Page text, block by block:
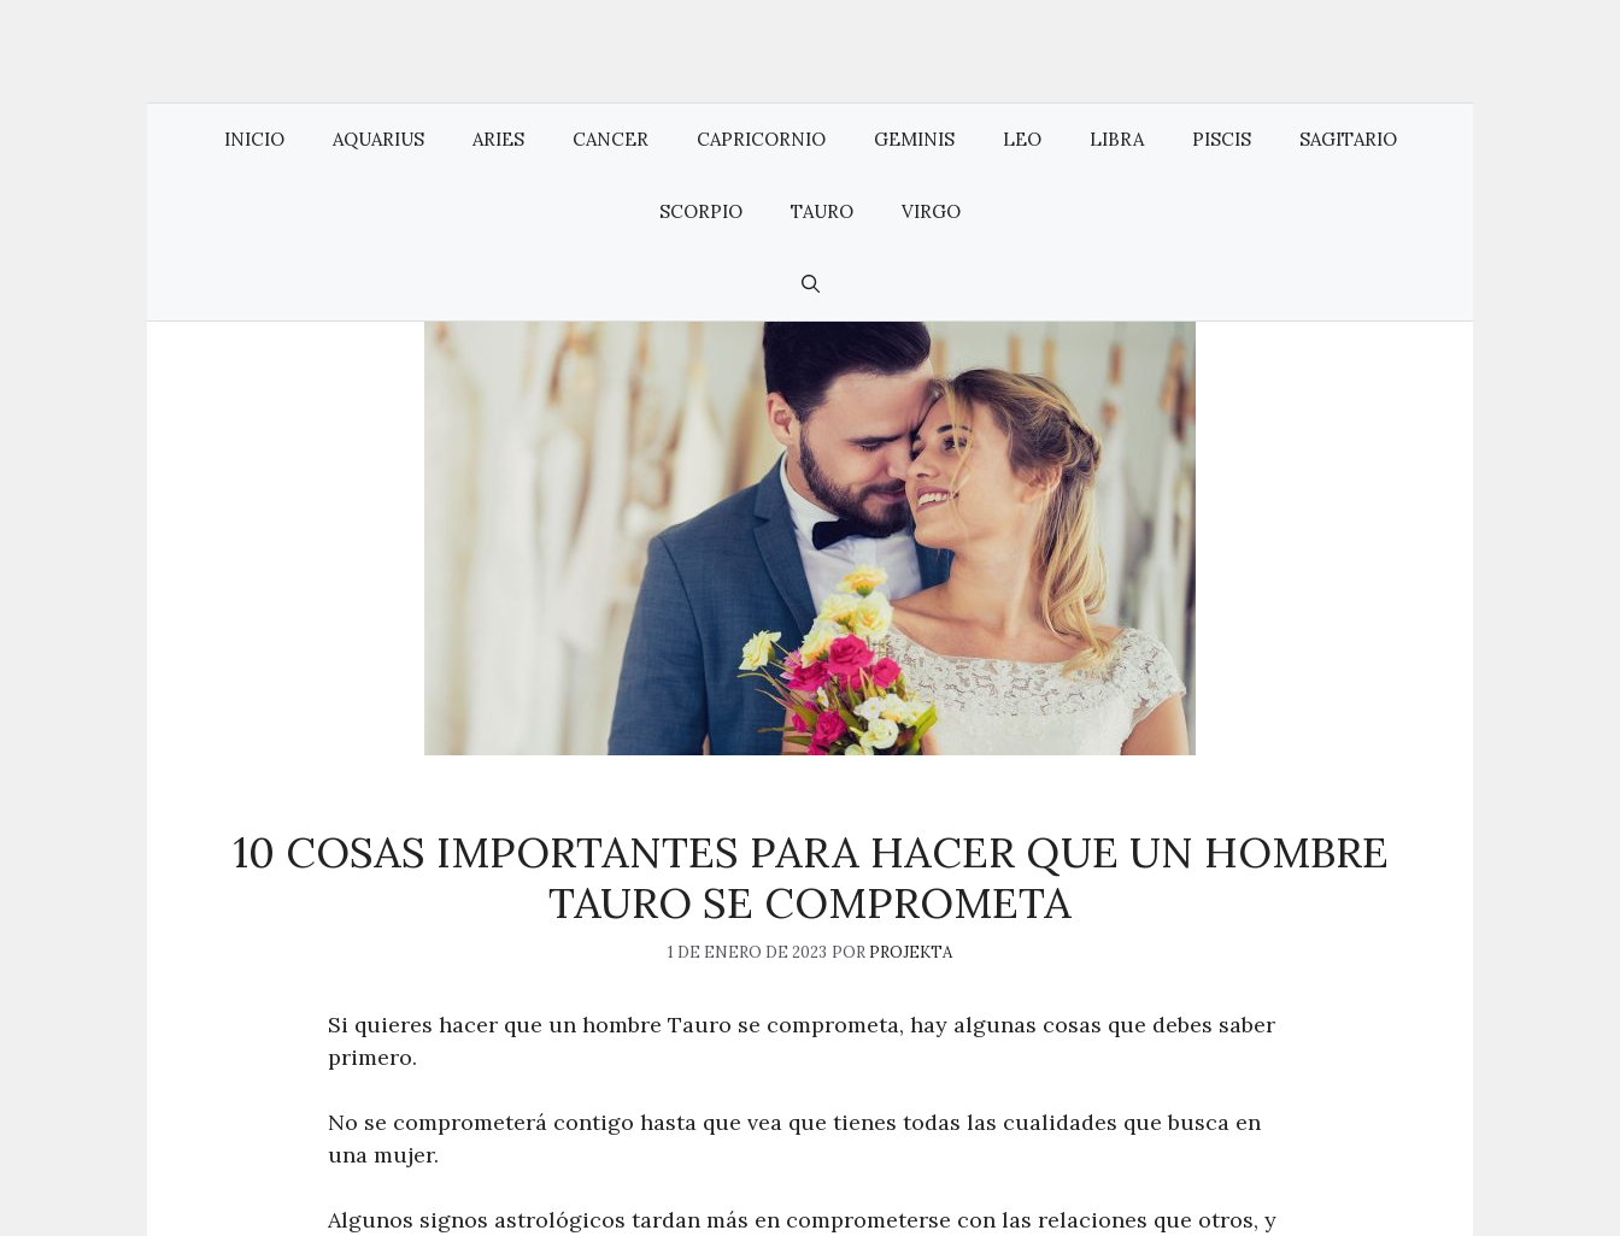
INICIO AQUARIUS ARIES CANCER CAPRICORNIO GEMINIS LEO LIBRA PISCIS SAGITARIO
SCORPIO TAURO VIRGO
10 COSAS IMPORTANTES PARA HACER QUE UN HOMBRE
TAURO SE COMPROMETA
1 DE ENERO DE 2023 POR PROJEKTA
Si quieres hacer que un hombre Tauro se comprometa, hay algunas cosas que debes saber
primero.
No se comprometerá contigo hasta que vea que tienes todas las cualidades que busca en
una mujer.
Algunos signos astrológicos tardan más en comprometerse con las relaciones que otros, y